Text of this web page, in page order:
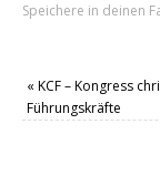
Speichere in deinen
« KCF – Kongress
Führungskräfte